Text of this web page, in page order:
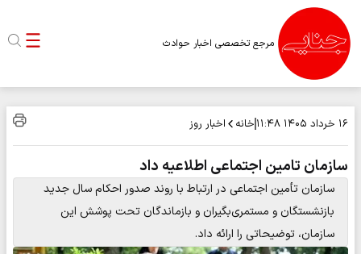
مرجع تخصصی اخبار حوادث
۱۶ خرداد ۱۴۰۵ ۱۱:۴۸ خانه اخبار روز
سازمان تامین اجتماعی اطلاعیه داد
سازمان تأمین اجتماعی در ارتباط با روند صدور احکام سال جدید
بازنشستگان و مستمری‌بگیران و بازماندگان تحت پوشش این
سازمان، توضیحاتی را ارائه داد.